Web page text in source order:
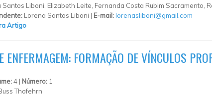
Santos Liboni, Elizabeth Leite, Fernanda Costa Rubim Sacramento,
Lorena Santos Liboni | E-mail:lorenasliboni@gmail.com
Artigo
ENFERMAGEM: FORMAÇÃO DE VÍNCULOS
4 | Número: 1
Thofehrn